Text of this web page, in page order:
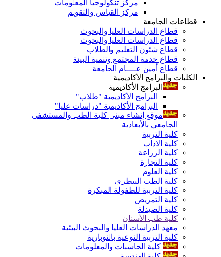
مركز تنكولوجيا المعلومات
مركز القياس والتقويم
قطاعات الجامعة
قطاع الدراسات العليا والبحوث
قطاع الدراسات العليا والبحوث
قطاع شئون التعليم والطلاب
قطاع خدمة المجتمع وتنمية البيئة
قطاع أمين عــــام الجامعة
الكليات والبرامج الأكاديمية
البرامج الأكاديمية
البرامج الأكاديمية "طلاب"
البرامج الأكاديمية "دراسات عليا"
موقع إنشاء مبنى كلية الطب والمستشفى
الجامعي بالأبعادية
كلية التربية
كلية الاداب
كلية الزراعة
كلية التجارة
كلية العلوم
كلية الطب البيطرى
كلية التربية للطفولة المبكرة
كلية التمريض
كلية الصيدلة
كلية طب الأسنان
معهد الدراسات العليا والبحوث البيئية
كلية التربية النوعية بالنوبارية
كلية الحاسبات والمعلومات